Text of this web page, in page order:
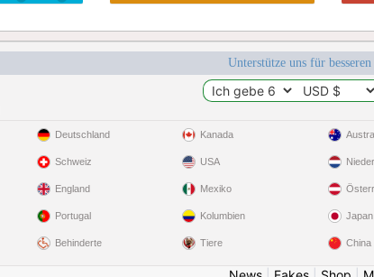
Unterstütze uns für
Deutschland
Schweiz
England
Portugal
Behinderte
Kanada
USA
Mexiko
Kolumbien
Tiere
Japan
China